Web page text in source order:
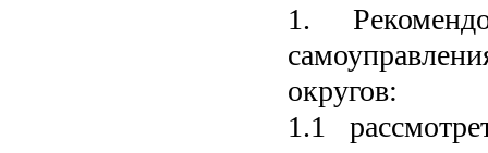
1.
округов:
1.1